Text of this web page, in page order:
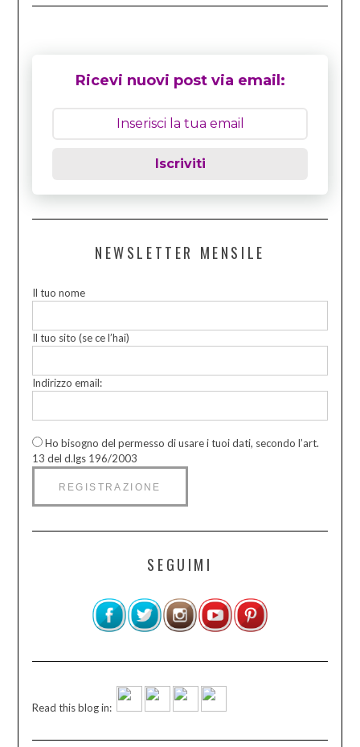
Ricevi nuovi post via email:
Iscriviti
NEWSLETTER MENSILE
Il tuo nome
Il tuo sito (se ce l’hai)
Indirizzo email:
Ho bisogno del permesso di usare i tuoi dati, secondo l’art.
13 del d.lgs 196/2003
SEGUIMI
Read this blog in: